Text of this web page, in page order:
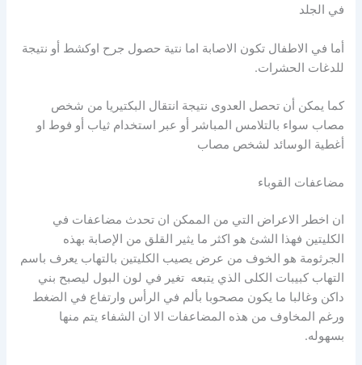
في الجلد
أما في الاطفال تكون الاصابة اما نتية حصول جرح اوكشط أو نتيجة
للدغات الحشرات.
كما يمكن أن تحصل العدوى نتيجة انتقال البكتيريا من شخص
مصاب سواء بالتلامس المباشر أو عبر استخدام ثياب أو فوط او
أغطية الوسائد لشخص مصاب
مضاعفات القوباء
ان اخطر الاعراض التي من الممكن ان تحدث مضاعفات في
الكليتين فهذا الشئ هو اكثر ما يثير القلق من الإصابة بهذه
الجرثومة هو الخوف من عرض يصيب الكليتين بالتهاب يعرف باسم
التهاب كبيبات الكلى الذي يتبعه تغير في لون البول ليصبح بني
داكن وغالبا ما يكون مصحوبا بألم في الرأس وارتفاع في الضغط
ورغم المخاوف من هذه المضاعفات الا ان الشفاء يتم منها
بسهوله.